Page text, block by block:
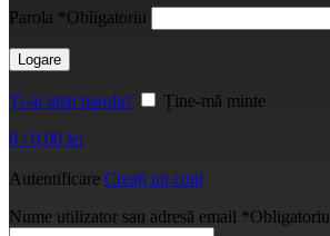
Parola *Obligatoriu
Logare
Ți-ai uitat parola?
Ține-mă minte
0 / 0,00 lei
Autentificare Creați un cont
Nume utilizator sau adresă email *Obligatoriu